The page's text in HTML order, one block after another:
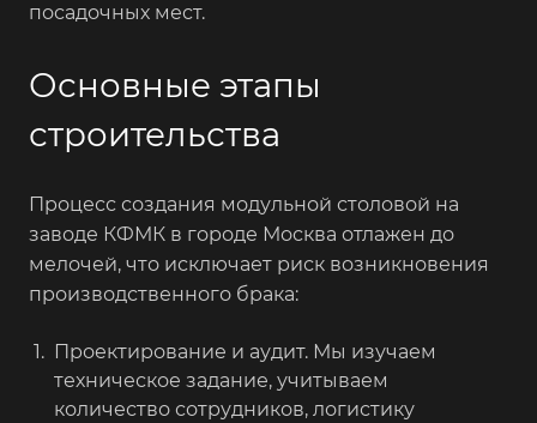
посадочных мест.
Основные этапы
строительства
Процесс создания модульной столовой на
заводе КФМК в городе Москва отлажен до
мелочей, что исключает риск возникновения
производственного брака:
Проектирование и аудит. Мы изучаем
техническое задание, учитываем
количество сотрудников, логистику